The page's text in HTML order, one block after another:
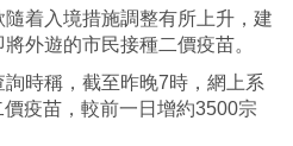
着入境措施調整有所上升，建
外遊的市民接種二價疫苗。
時稱，截至昨晚7時，網上系
疫苗，較前一日增約3500宗